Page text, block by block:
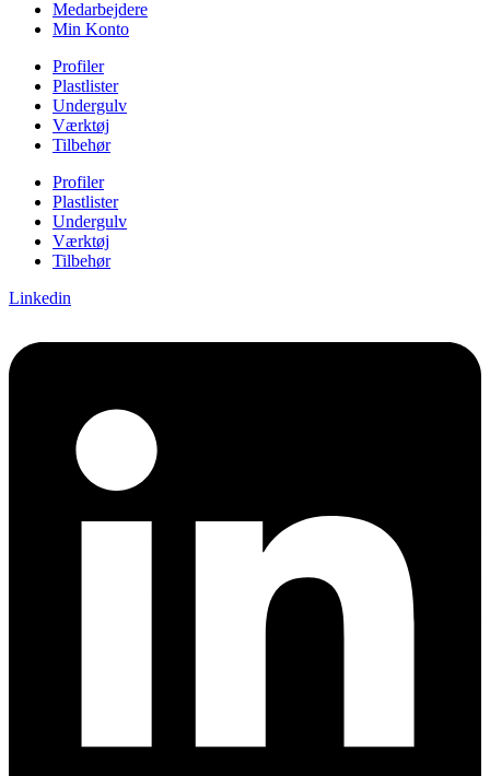
Medarbejdere
Min Konto
Profiler
Plastlister
Undergulv
Værktøj
Tilbehør
Profiler
Plastlister
Undergulv
Værktøj
Tilbehør
Linkedin